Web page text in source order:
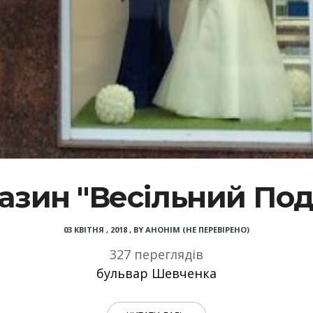
"Весільний
03 КВІТНЯ , 2018 , BY АНОНІМ (НЕ ПЕРЕВІРЕНО)
327 переглядів
бульвар Шевченка